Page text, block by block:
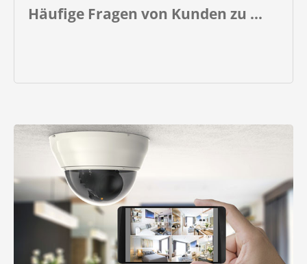
Häufige Fragen von Kunden zu ...